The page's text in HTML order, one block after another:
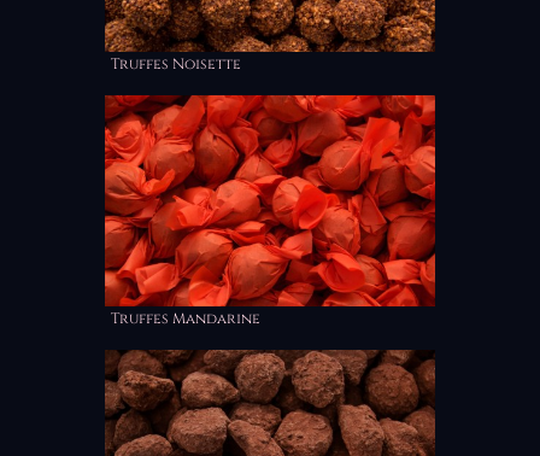
Truffes Noisette
Truffes Mandarine